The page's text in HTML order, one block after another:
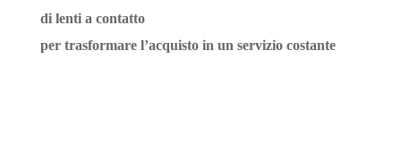
di lenti a contatto
per trasformare l’acquisto in un servizio costante